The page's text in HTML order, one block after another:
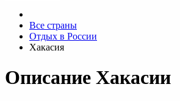
Все страны
Отдых в России
Хакасия
Описание Хакасии